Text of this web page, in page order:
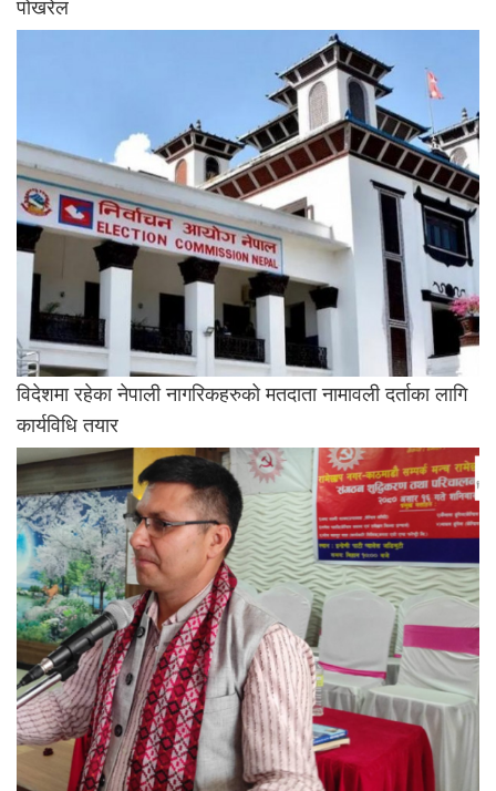
पोखरेल
विदेशमा रहेका नेपाली नागरिकहरुको मतदाता नामावली दर्ताका लागि
कार्यविधि तयार